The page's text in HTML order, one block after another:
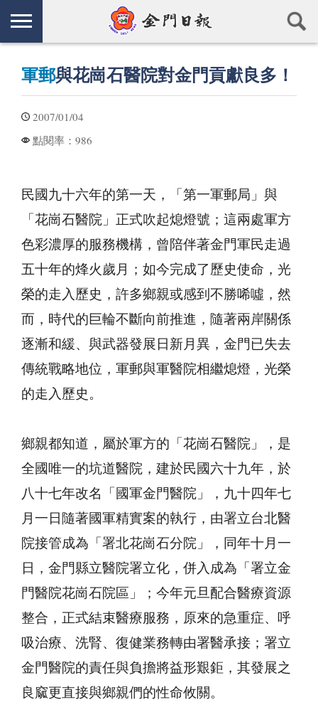
軍郵與花崗石醫院對金門貢獻良多！
2007/01/04
點閱率： 986
民國九十六年的第一天，「第一軍郵局」與
「花崗石醫院」正式吹起熄燈號；這兩處軍方
色彩濃厚的服務機構，曾陪伴著金門軍民走過
五十年的烽火歲月；如今完成了歷史使命，光
榮的走入歷史，許多鄉親或感到不勝唏噓，然
而，時代的巨輪不斷向前推進，隨著兩岸關係
逐漸和緩、與武器發展日新月異，金門已失去
傳統戰略地位，軍郵與軍醫院相繼熄燈，光榮
的走入歷史。
鄉親都知道，屬於軍方的「花崗石醫院」，是
全國唯一的坑道醫院，建於民國六十九年，於
八十七年改名「國軍金門醫院」，九十四年七
月一日隨著國軍精實案的執行，由署立台北醫
院接管成為「署北花崗石分院」，同年十月一
日，金門縣立醫院署立化，併入成為「署立金
門醫院花崗石院區」；今年元旦配合醫療資源
整合，正式結束醫療服務，原來的急重症、呼
吸治療、洗腎、復健業務轉由署醫承接；署立
金門醫院的責任與負擔將益形艱鉅，其發展之
良窳更直接與鄉親們的性命攸關。